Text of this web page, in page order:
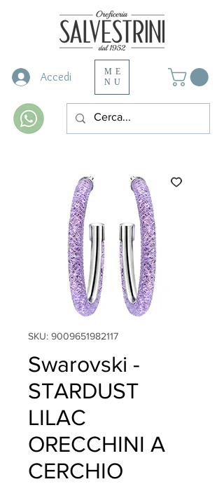
Accedi
ME
NU
SKU: 9009651982117
Swarovski -
STARDUST
LILAC
ORECCHINI A
CERCHIO